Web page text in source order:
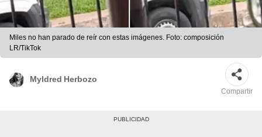
Miles no han parado de reír con estas imágenes. Foto: composición
LR/TikTok
Myldred Herbozo
Compartir